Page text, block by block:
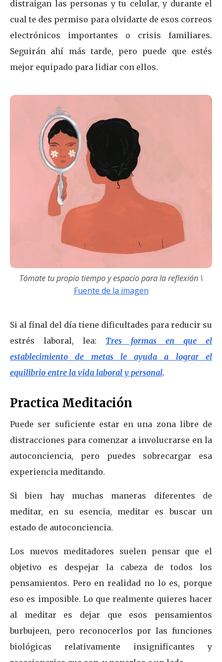
distraigan las personas y tu celular, y durante el
cual te des permiso para olvidarte de esos correos
electrónicos importantes o crisis familiares.
Seguirán ahí más tarde, pero puede que estés
mejor equipado para lidiar con ellos.
Tómate tu propio tiempo y espacio para la reflexión\
Fuente de la imagen
Si al final del día tiene dificultades para reducir su
estrés laboral, lea: Tres formas en que el
establecimiento de metas le ayuda a lograr el
equilibrio entre la vida laboral y personal.
Practica Meditación
Puede ser suficiente estar en una zona libre de
distracciones para comenzar a involucrarse en la
autoconciencia, pero puedes sobrecargar esa
experiencia meditando.
Si bien hay muchas maneras diferentes de
meditar, en su esencia, meditar es buscar un
estado de autoconciencia.
Los nuevos meditadores suelen pensar que el
objetivo es despejar la cabeza de todos los
pensamientos. Pero en realidad no lo es, porque
eso es imposible. Lo que realmente quieres hacer
al meditar es dejar que esos pensamientos
burbujeen, pero reconocerlos por las funciones
biológicas relativamente insignificantes y